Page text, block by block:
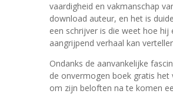
vaardigheid en vakmanschap
download auteur, en het is
een schrijver is die weet hoe hij
aangrijpend verhaal kan
Ondanks de aanvankelijke
de onvermogen boek gratis het
om zijn beloften na te komen